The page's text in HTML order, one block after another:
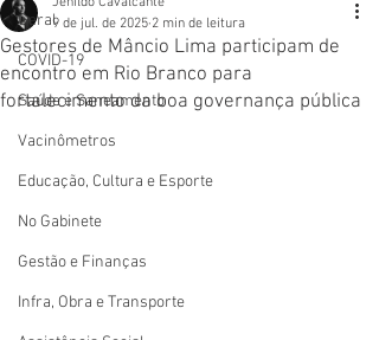
Geral
COVID-19
Saúde e Saneamento
Vacinômetros
Educação, Cultura e Esporte
No Gabinete
Gestão e Finanças
Infra, Obra e Transporte
Gestores de Mâncio Lima participam de
encontro em Rio Branco para
fortalecimento da boa governança pública
9 de jul. de 2025 2 min de leitura